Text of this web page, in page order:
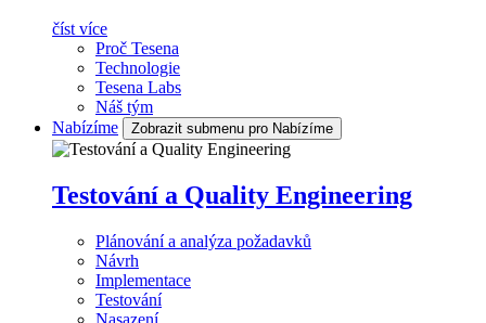
číst více
Proč Tesena
Technologie
Tesena Labs
Náš tým
Nabízíme
Zobrazit submenu pro Nabízíme
Testování a Quality Engineering
Plánování a analýza požadavků
Návrh
Implementace
Testování
Nasazení